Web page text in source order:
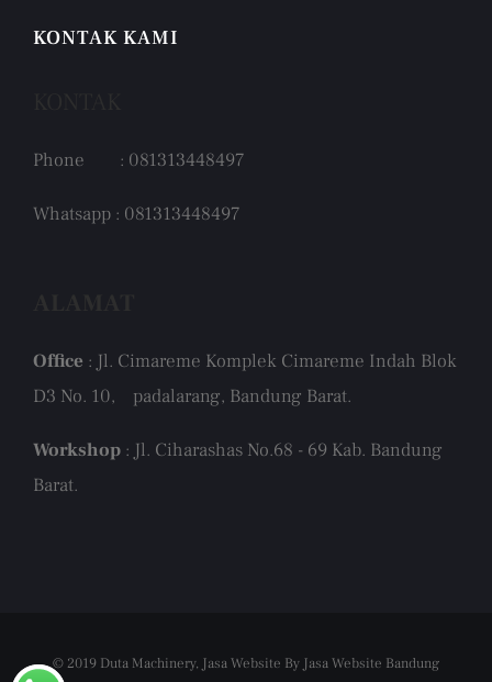
KONTAK KAMI
Phone : 081313448497
Whatsapp : 081313448497
Office : Jl. Cimareme Komplek Cimareme Indah Blok
D3 No. 10, padalarang, Bandung Barat.
Workshop : Jl. Ciharashas No.68 - 69 Kab. Bandung
Barat.
© 2019 Duta Machinery, Jasa Website By Jasa Website Bandung